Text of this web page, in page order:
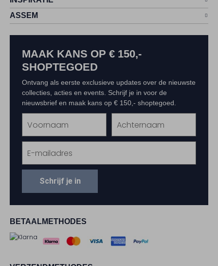
ASSEM
BETAALMETHODES
MAAK KANS OP € 150,-
SHOPTEGOED
Ontvang als eerste exclusieve updates over de nieuwste
collecties, acties en events. Schrijf je in voor de
nieuwsbrief en maak kans op € 150,- shoptegoed.
Schrijf je in